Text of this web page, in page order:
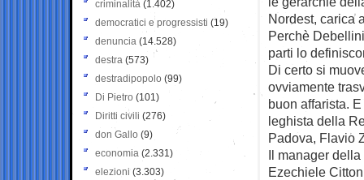
Nordest, carica
Perchè
parti lo
Di certo si
ovviamente
buon affarista.
leghista della
Padova, Flavio
Il manager
Ezechiele
criminalità (1.402)
democratici e progressisti (19)
denuncia (14.528)
destra (573)
destradipopolo (99)
Di Pietro (101)
Diritti civili (276)
don Gallo (9)
economia (2.331)
elezioni (3.303)